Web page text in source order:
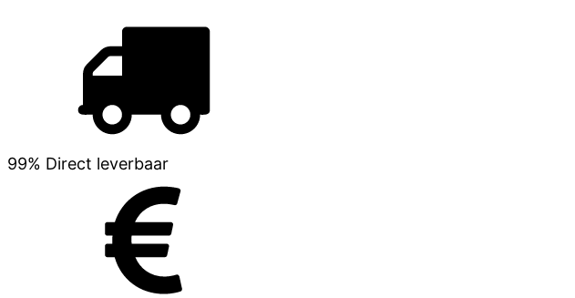
99% Direct leverbaar